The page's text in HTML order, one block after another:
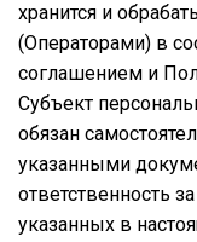
хранится и
(Операторами) в
соглашением и
Субъект
обязан
указанными
ответственность
указанных в